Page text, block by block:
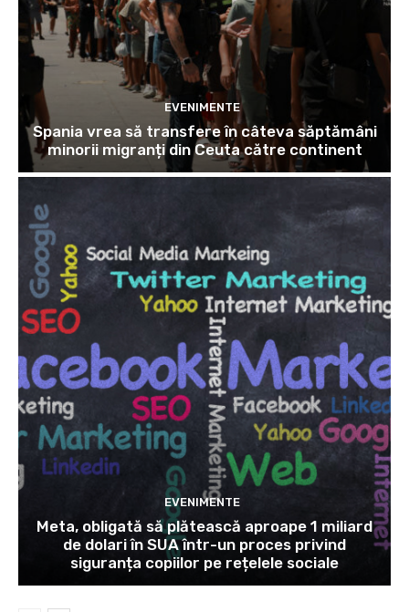
EVENIMENTE
Spania vrea să transfere în câteva săptămâni
minorii migranți din Ceuta către continent
EVENIMENTE
Meta, obligată să plătească aproape 1 miliard
de dolari în SUA într-un proces privind
siguranța copiilor pe rețelele sociale